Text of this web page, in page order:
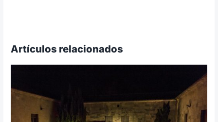
Artículos relacionados